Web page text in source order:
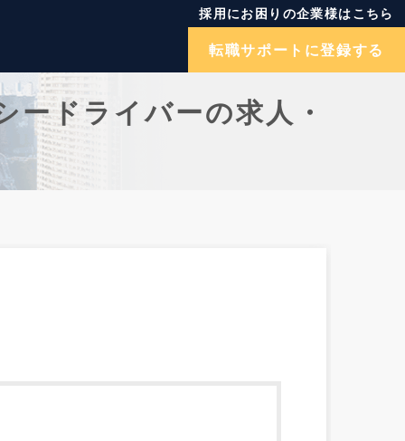
採用にお困りの企業様はこちら
転職サポートに登録する
ドライバーの求人・